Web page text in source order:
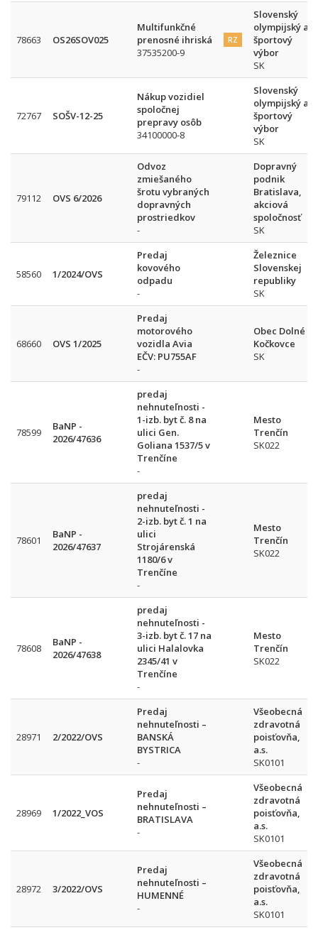
78663 OS26SOV025
Multifunkčné
prenosné ihriská
37535200-9
RZ
Slovenský
olympijský a
športový
výbor
SK
72767 SOŠV-12-25
Nákup vozidiel
spoločnej
prepravy osôb
34100000-8
Slovenský
olympijský a
športový
výbor
SK
79112 OVS 6/2026
Odvoz
zmiešaného
šrotu vybraných
dopravných
prostriedkov
-
Dopravný
podnik
Bratislava,
akciová
spoločnosť
SK
58560 1/2024/OVS
Predaj
kovového
odpadu
-
Železnice
Slovenskej
republiky
SK
68660 OVS 1/2025
Predaj
motorového
vozidla Avia
EČV: PU755AF
-
Obec Dolné
Kočkovce
SK
78599
BaNP -
2026/47636
predaj
nehnuteľnosti -
1-izb. byt č. 8 na
ulici Gen.
Goliana 1537/5 v
Trenčíne
-
Mesto
Trenčín
SK022
78601
BaNP -
2026/47637
predaj
nehnuteľnosti -
2-izb. byt č. 1 na
ulici
Strojárenská
1180/6 v
Trenčíne
-
Mesto
Trenčín
SK022
78608
BaNP -
2026/47638
predaj
nehnuteľnosti -
3-izb. byt č. 17 na
ulici Halalovka
2345/41 v
Trenčíne
-
Mesto
Trenčín
SK022
28971 2/2022/OVS
Predaj
nehnuteľnosti –
BANSKÁ
BYSTRICA
-
Všeobecná
zdravotná
poisťovňa,
a.s.
SK0101
28969 1/2022_VOS
Predaj
nehnuteľnosti –
BRATISLAVA
-
Všeobecná
zdravotná
poisťovňa,
a.s.
SK0101
28972 3/2022/OVS
Predaj
nehnuteľnosti –
HUMENNÉ
-
Všeobecná
zdravotná
poisťovňa,
a.s.
SK0101